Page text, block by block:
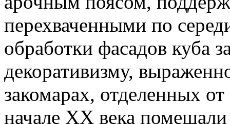
перехваченными по
обработки фасадов куба
декоративизму,
закомарах, отделенных
начале XX века